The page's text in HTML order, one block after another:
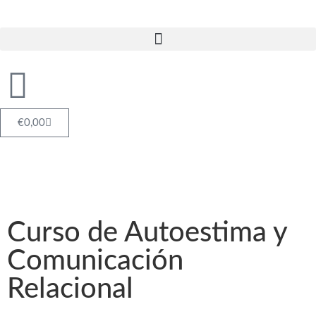
€0,00
Curso de Autoestima y
Comunicación
Relacional